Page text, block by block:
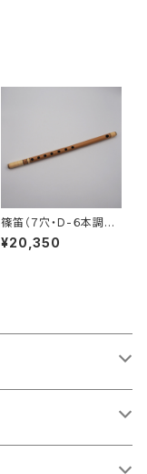
篠笛（７穴・D-６本調
子）
¥20,350